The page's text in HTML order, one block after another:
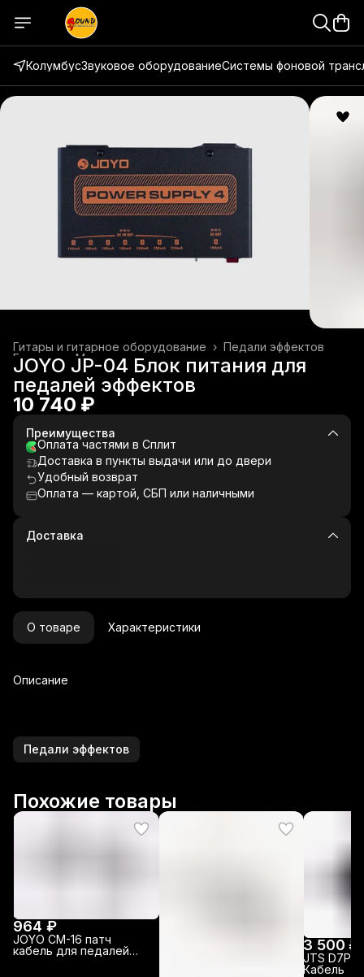
КолумбусЗвуковое оборудованиеСистемы фоновой
Педали эффектов
Гитары и гитарное оборудование ›
Музыкальные инструменты
Главная
JOYO JP-04 Блок питания для
педалей эффектов
10 740 ₽
Преимущества
Оплата частями в Сплит
Доставка в пункты выдачи или до двери
Удобный возврат
Оплата — картой, СБП или наличными
Доставка
О товаре Характеристики
Описание
Педали эффектов
Похожие товары
964 ₽
JOYO CM-16 патч
кабель для педалей
3 500 ₽
JTS D7P-
Кабель